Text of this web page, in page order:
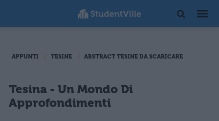
APPUNTI TESINE ABSTRACT TESINE DA SCARICARE
Tesina - Un Mondo Di
Approfondimenti